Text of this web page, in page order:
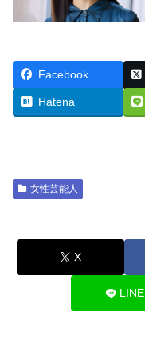
Facebook
Hatena
女性芸能人
X
LINE